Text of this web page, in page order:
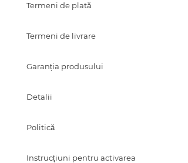
Termeni de plată
Termeni de livrare
Garanția produsului
Detalii
Politică
Instrucțiuni pentru activarea